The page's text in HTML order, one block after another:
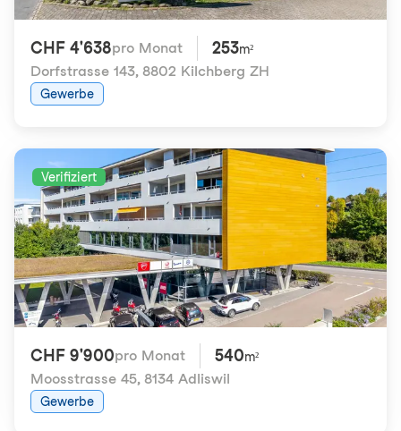
CHF 4'638pro Monat 253m²
Dorfstrasse 143, 8802 Kilchberg ZH
Gewerbe
Verifiziert
CHF 9'900pro Monat 540m²
Moosstrasse 45, 8134 Adliswil
Gewerbe